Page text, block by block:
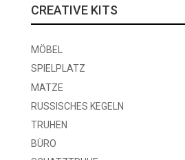
CREATIVE KITS
MÖBEL
SPIELPLATZ
MATZE
RUSSISCHES KEGELN
TRUHEN
BÜRO